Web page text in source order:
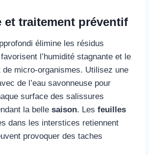
et traitement préventif
élimine les résidus
l’humidité stagnante et le
de micro-organismes. Utilisez une
de l’eau savonneuse pour
surface des salissures
la belle saison. Les feuilles
dans les interstices retiennent
provoquer des taches